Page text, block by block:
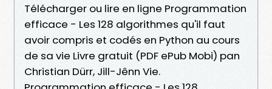
Télécharger ou lire en ligne Programmation
efficace - Les 128 algorithmes qu'il faut
avoir compris et codés en Python au cours
de sa vie Livre gratuit (PDF ePub Mobi) pan
Christian Dürr, Jill-Jênn Vie.